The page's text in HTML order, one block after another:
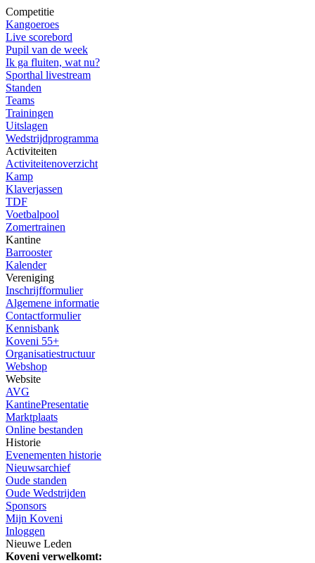
Competitie
Kangoeroes
Live scorebord
Pupil van de week
Ik ga fluiten, wat nu?
Sporthal livestream
Standen
Teams
Trainingen
Uitslagen
Wedstrijdprogramma
Activiteiten
Activiteitenoverzicht
Kamp
Klaverjassen
TDF
Voetbalpool
Zomertrainen
Kantine
Barrooster
Kalender
Vereniging
Inschrijfformulier
Algemene informatie
Contactformulier
Kennisbank
Koveni 55+
Organisatiestructuur
Webshop
Website
AVG
KantinePresentatie
Marktplaats
Online bestanden
Historie
Evenementen historie
Nieuwsarchief
Oude standen
Oude Wedstrijden
Sponsors
Mijn Koveni
Inloggen
Nieuwe Leden
Koveni verwelkomt: